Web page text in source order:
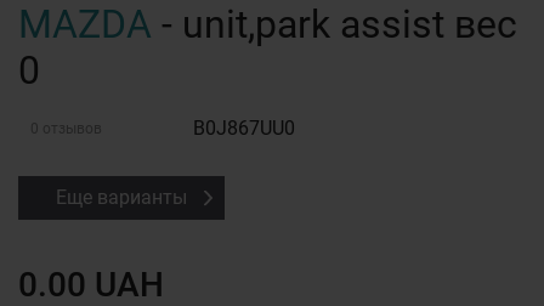
MAZDA - unit,park assist вес
0
0 отзывов B0J867UU0
Еще варианты
0.00 UAH